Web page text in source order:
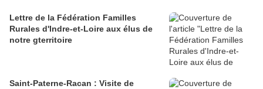
Lettre de la Fédération Familles
Rurales d'Indre-et-Loire aux élus de
notre gterritoire
Saint-Paterne-Racan : Visite de